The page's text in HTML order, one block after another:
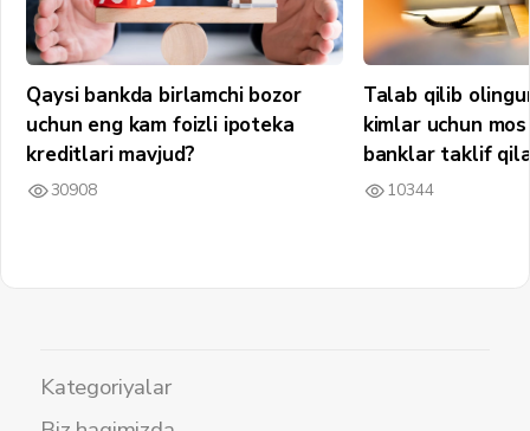
Qaysi bankda birlamchi bozor
uchun eng kam foizli ipoteka
kreditlari mavjud?
30908
Talab qilib
kimlar uchun
banklar taklif
10344
Kategoriyalar